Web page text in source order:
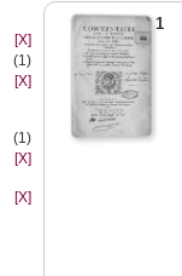
[X]
(1)
[X]
(1)
[X]
[X]
1